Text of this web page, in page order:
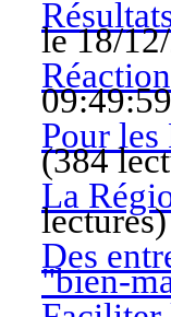
le 18/
09:49:59
Pour
(384
La
lectures
Des
"bien-